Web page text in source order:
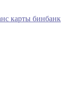
карты бинбанк